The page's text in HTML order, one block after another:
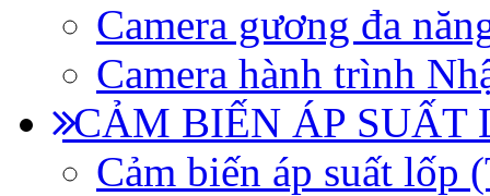
Camera gương đa
Camera hành trình
CẢM BIẾN ÁP SUẤT
Cảm biến áp suất lốp